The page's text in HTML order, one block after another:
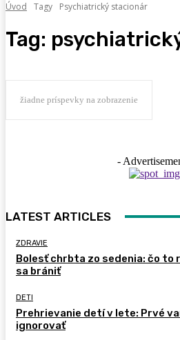
Úvod Tagy Psychiatrický stacionár
Tag:
žiadne príspevky na zobrazenie
-
LATEST ARTICLES
ZDRAVIE
Bolesť chrbta zo sedenia: čo to
sa brániť
DETI
Prehrievanie detí v lete: Prvé
ignorovať